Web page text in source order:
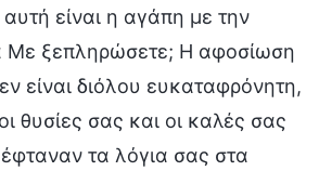
είναι η αγάπη με την
Με ξεπληρώσετε; Η αφοσίωση
είναι διόλου ευκαταφρόνητη,
θυσίες σας και οι καλές σας
τα λόγια σας στα